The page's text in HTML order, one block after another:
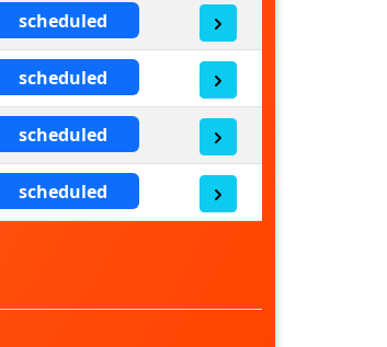
scheduled
scheduled
scheduled
scheduled